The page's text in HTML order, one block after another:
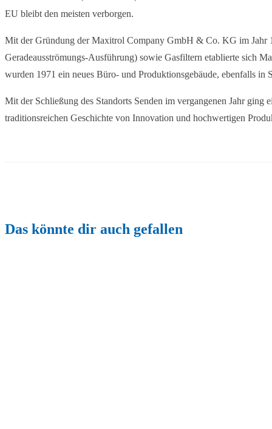
EU bleibt den meisten verborgen.
Mit der Gründung der Maxitrol Company GmbH & Co. KG im Jahr
Geradeausströmungs-Ausführung) sowie Gasfiltern etablierte sich
wurden 1971 ein neues Büro- und Produktionsgebäude, ebenfalls
Mit der Schließung des Standorts Senden im vergangenen Jahr
traditionsreichen Geschichte von Innovation und hochwertigen
Das könnte dir auch gefallen